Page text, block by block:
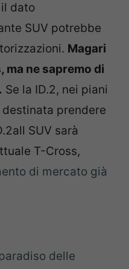
dato
SUV potrebbe
Magari
ma ne sapremo di
Se la ID.2, nei piani
prendere
SUV sarà
T-Cross,
di mercato già
delle